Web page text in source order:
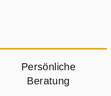
Persönliche
Beratung